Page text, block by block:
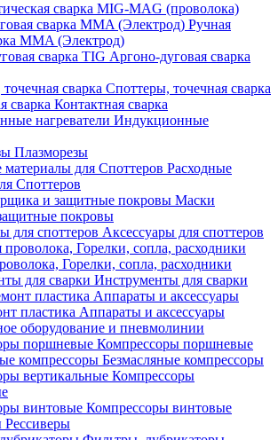
сварка MIG-MAG (проволока)
Ручная
MMA (Электрод)
Аргоно-дуговая сварка
Споттеры, точечная сварка
Контактная сварка
Индукционные
Плазморезы
Расходные
Споттеров
Маски
покровы
Аксессуары для споттеров
Горелки, сопла, расходники
Инструменты для сварки
пластика Аппараты и аксессуары
оборудование и пневмолинии
Компрессоры поршневые
Безмасляные компрессоры
Компрессоры
Компрессоры винтовые
Рессиверы